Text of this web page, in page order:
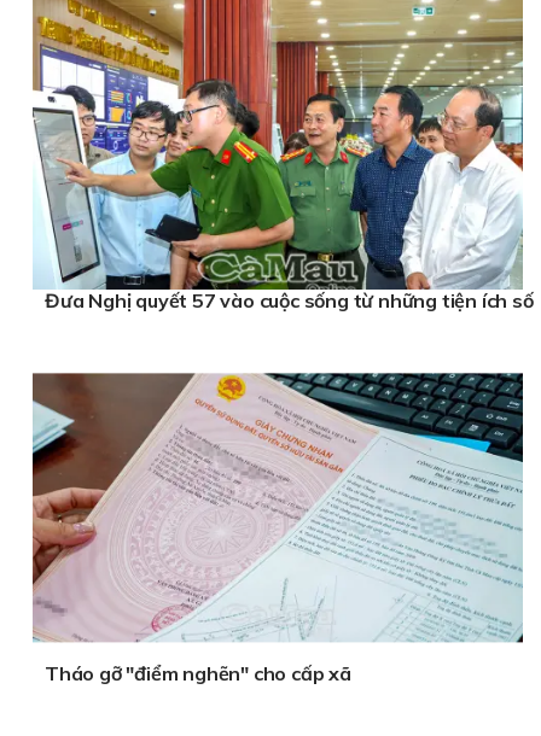
Đưa Nghị quyết 57 vào cuộc sống từ những tiện ích số
Tháo gỡ "điểm nghẽn" cho cấp xã